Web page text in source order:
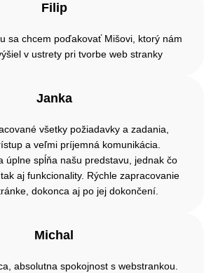
Filip
sa chcem poďakovať Mišovi, ktorý nám
v ustrety pri tvorbe web stranky
Janka
všetky požiadavky a zadania,
a veľmi príjemná komunikácia.
úplne spĺňa našu predstavu, jednak čo
aj funkcionality. Rýchle zapracovanie
dokonca aj po jej dokončení.
Michal
absolutna spokojnost s webstrankou.